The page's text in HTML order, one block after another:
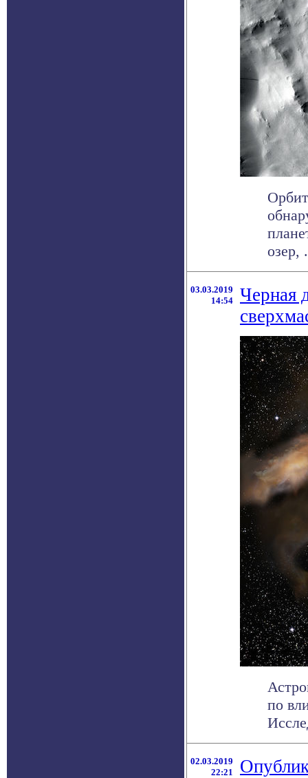
озер,
03.03.2019
14:54
Черная
по
02.03.2019
22:21